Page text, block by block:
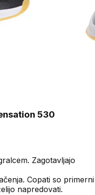
530
Zagotavljajo
Copati so primerni
napredovati.